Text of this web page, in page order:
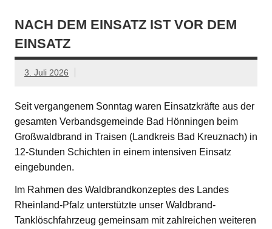
NACH DEM EINSATZ IST VOR DEM
EINSATZ
3. Juli 2026
Seit vergangenem Sonntag waren Einsatzkräfte aus der
gesamten Verbandsgemeinde Bad Hönningen beim
Großwaldbrand in Traisen (Landkreis Bad Kreuznach) in
12-Stunden Schichten in einem intensiven Einsatz
eingebunden.
Im Rahmen des Waldbrandkonzeptes des Landes
Rheinland-Pfalz unterstützte unser Waldbrand-
Tanklöschfahrzeug gemeinsam mit zahlreichen weiteren